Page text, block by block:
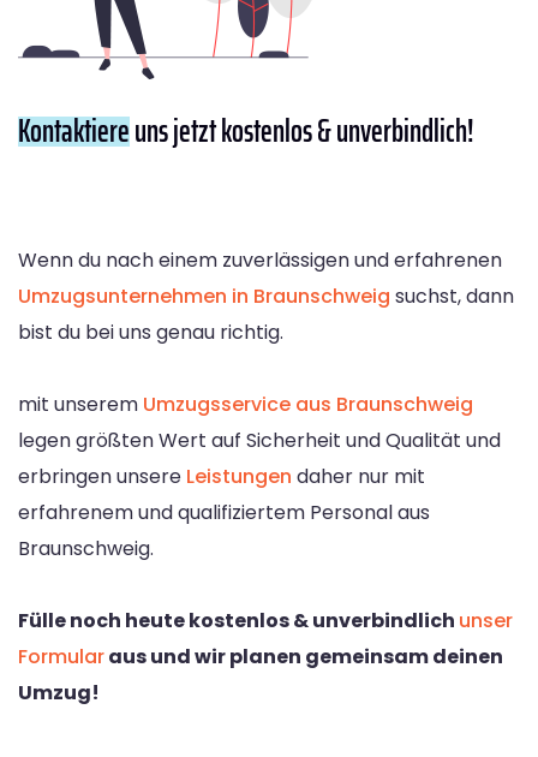
Kontaktiereuns jetzt kostenlos & unverbindlich!
Wenn du nach einem zuverlässigen und erfahrenen
Umzugsunternehmen in Braunschweig suchst, dann
bist du bei uns genau richtig.
mit unserem Umzugsservice aus Braunschweig
legen größten Wert auf Sicherheit und Qualität und
erbringen unsere Leistungen daher nur mit
erfahrenem und qualifiziertem Personal aus
Braunschweig.
Fülle noch heute kostenlos & unverbindlich unser
Formularaus und wir planen gemeinsam deinen
Umzug!